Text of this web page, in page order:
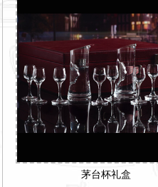
茅台杯礼盒